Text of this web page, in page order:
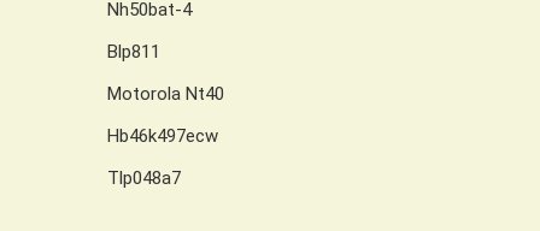
Nh50bat-4
Blp811
Motorola Nt40
Hb46k497ecw
Tlp048a7